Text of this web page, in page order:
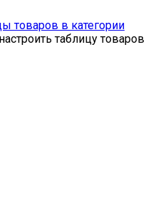
товаров в категории
таблицу товаров